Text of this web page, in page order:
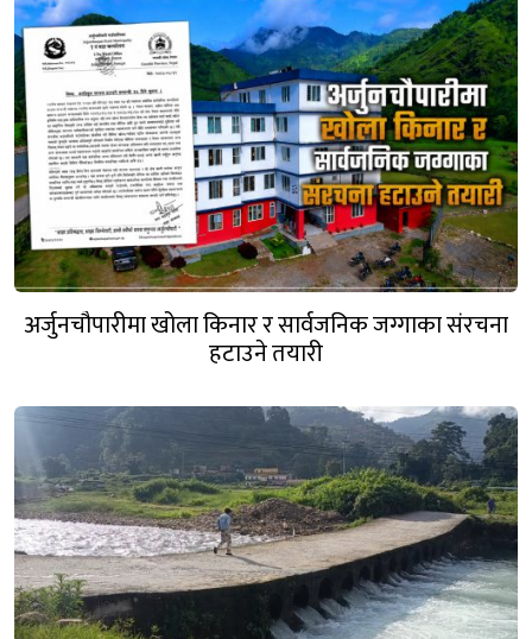
अर्जुनचौपारीमा खोला किनार र सार्वजनिक जग्गाका संरचना
हटाउने तयारी